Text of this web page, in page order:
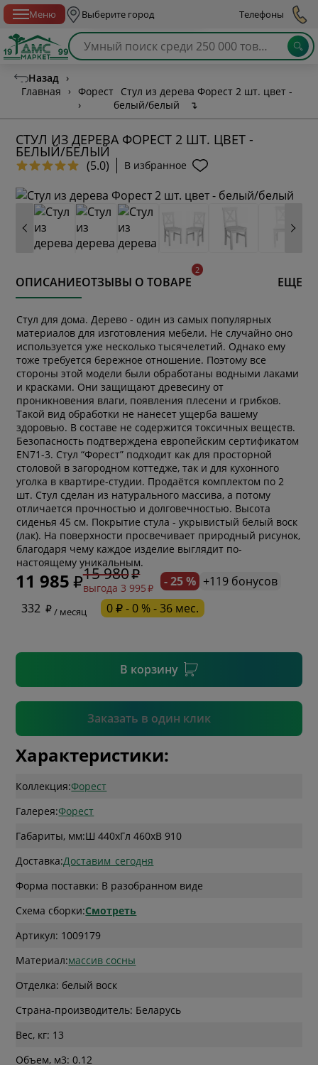
Меню Выберите город Телефоны
Назад ›
Главная
› Форест
›
Стул из дерева Форест 2 шт. цвет -
белый/белый
↴
СТУЛ ИЗ ДЕРЕВА ФОРЕСТ 2 ШТ. ЦВЕТ -
БЕЛЫЙ/БЕЛЫЙ
(5.0) В избранное
ОПИСАНИЕОТЗЫВЫ О ТОВАРЕ ЕЩЕ
Стул для дома. Дерево - один из самых популярных
материалов для изготовления мебели. Не случайно оно
используется уже несколько тысячелетий. Однако ему
тоже требуется бережное отношение. Поэтому все
стороны этой модели были обработаны водными лаками
и красками. Они защищают древесину от
проникновения влаги, появления плесени и грибков.
Такой вид обработки не нанесет ущерба вашему
здоровью. В составе не содержится токсичных веществ.
Безопасность подтверждена европейским сертификатом
EN71-3. Стул “Форест” подходит как для просторной
столовой в загородном коттедже, так и для кухонного
уголка в квартире-студии. Продаётся комплектом по 2
шт. Стул сделан из натурального массива, а потому
отличается прочностью и долговечностью. Высота
сиденья 45 см. Покрытие стула - укрывистый белый воск
(лак). На поверхности просвечивает природный рисунок,
благодаря чему каждое изделие выглядит по-
настоящему уникальным.
11 985 15 980
выгода 3 995 - 25 % +119 бонусов
332
/ месяц 0 ₽ - 0 % - 36 мес.
В корзину
Заказать в один клик
* обязательное поле
* необязательное поле
Подтвердить
Характеристики:
Коллекция:Форест
Галерея:Форест
Габариты, мм:Ш 440xГл 460xВ 910
Доставка:Доставим_сегодня
Форма поставки: В разобранном виде
Схема сборки:Смотреть
Артикул: 1009179
Материал:массив сосны
Отделка: белый воск
Страна-производитель: Беларусь
Вес, кг: 13
Объем, м3: 0.12